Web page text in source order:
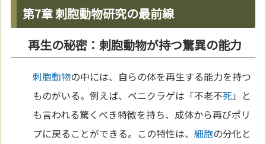
第7章 刺胞動物研究の最前線
再生の秘密：刺胞動物が持つ驚異の能力
刺胞動物の中には、自らの体を再生する能力を持つ
ものがいる。例えば、ベニクラゲは「不老不死 」と
も言われる驚くべき特徴を持ち、成体から再びポリ
プに戻ることができる。この特性は、細胞の分化と